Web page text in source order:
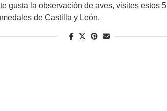
gusta la observación de aves, visites estos 5
de Castilla y León.